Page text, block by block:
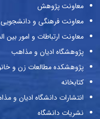
معاونت پژوهش
معاونت فرهنگی و دانشجویی
معاونت ارتباطات و امور بین
پژوهشگاه ادیان و مذاهب
پژوهشکده مطالعات زن و
کتابخانه
انتشارات دانشگاه ادیان و
نشریات دانشگاه